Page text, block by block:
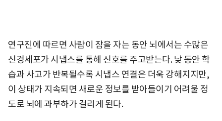
연구진에 따르면 사람이 잠을 자는 동안 뇌에서는 수많은
신경세포가 시냅스를 통해 신호를 주고받는다. 낮 동안 학
습과 사고가 반복될수록 시냅스 연결은 더욱 강해지지만,
이 상태가 지속되면 새로운 정보를 받아들이기 어려울 정
도로 뇌에 과부하가 걸리게 된다.